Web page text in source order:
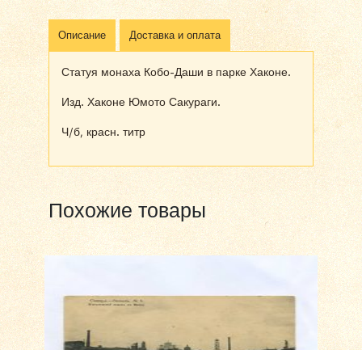
Описание Доставка и оплата
Статуя монаха Кобо-Даши в парке Хаконе.
Изд. Хаконе Юмото Сакураги.
Ч/б, красн. титр
Похожие товары